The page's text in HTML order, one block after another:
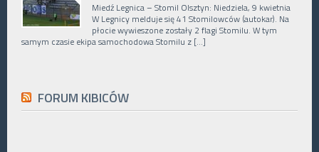
Miedź Legnica – Stomil Olsztyn: Niedziela, 9 kwietnia
W Legnicy melduje się 41 Stomilowców (autokar). Na
płocie wywieszone zostały 2 flagi Stomilu. W tym
samym czasie ekipa samochodowa Stomilu z […]
FORUM KIBICÓW